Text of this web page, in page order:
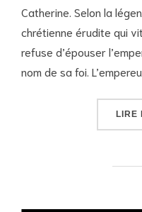
Catherine. Selon la
chrétienne érudite qui
refuse d’épouser
nom de sa foi.
LIRE